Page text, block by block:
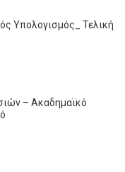
Υπολογισμός_ Τελική
– Ακαδημαϊκό